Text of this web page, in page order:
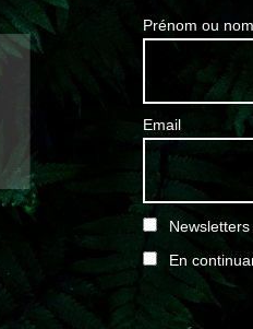
Prénom ou
Email
En